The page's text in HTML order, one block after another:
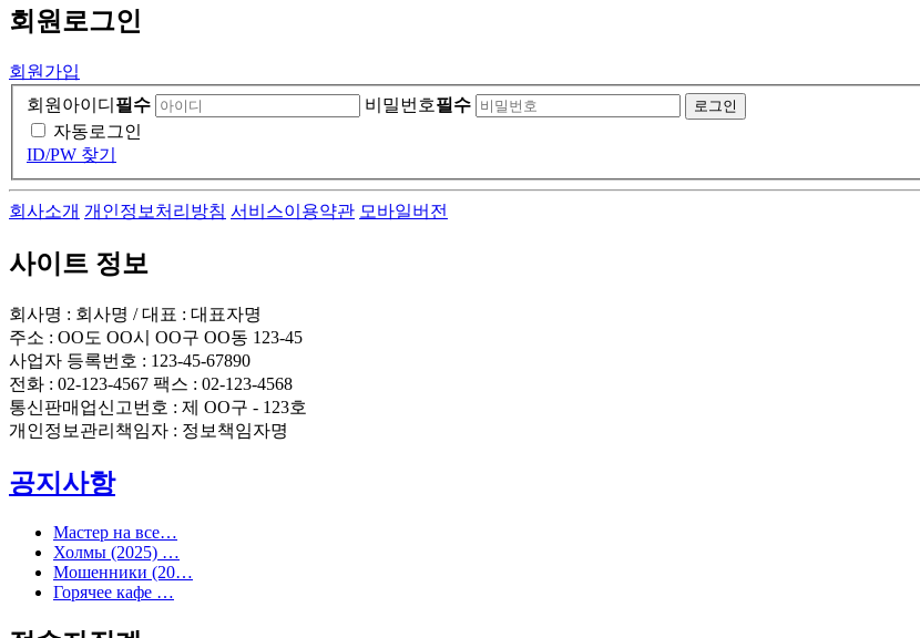
회원로그인
회원가입
회원아이디 필수 비밀번호필수
자동로그인
ID/PW 찾기
회사소개 개인정보처리방침 서비스이용약관 모바일버전
사이트 정보
회사명 : 회사명 / 대표 : 대표자명
주소 : OO도 OO시 OO구 OO동 123-45
사업자 등록번호 : 123-45-67890
전화 : 02-123-4567 팩스 : 02-123-4568
통신판매업신고번호 : 제 OO구 - 123호
개인정보관리책임자 : 정보책임자명
공지사항
Мастер на все…
Холмы (2025) …
Мошенники (20…
Горячее кафе …